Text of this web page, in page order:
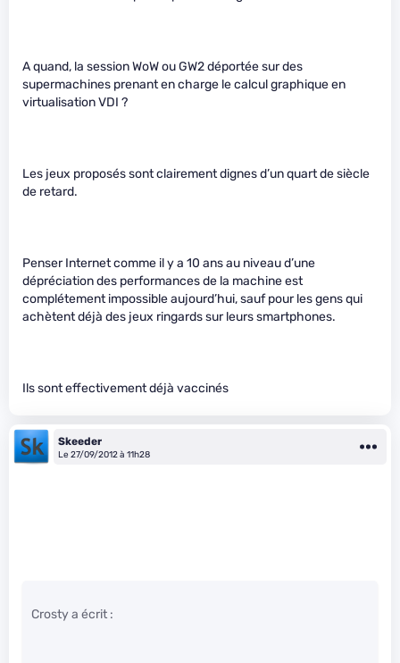
A quand, la session WoW ou GW2 déportée sur des
supermachines prenant en charge le calcul graphique en
virtualisation VDI ?
Les jeux proposés sont clairement dignes d’un quart de siècle
de retard.
Penser Internet comme il y a 10 ans au niveau d’une
dépréciation des performances de la machine est
complétement impossible aujourd’hui, sauf pour les gens qui
achètent déjà des jeux ringards sur leurs smartphones.
Ils sont effectivement déjà vaccinés
Skeeder
Le 27/09/2012 à 11h28
Crosty a écrit :